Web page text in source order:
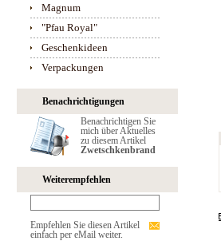
Magnum
"Pfau Royal"
Geschenkideen
Verpackungen
Benachrichtigungen
Benachrichtigen Sie
mich über Aktuelles
zu diesem Artikel
Zwetschkenbrand
Weiterempfehlen
Empfehlen Sie diesen Artikel
einfach per eMail weiter.